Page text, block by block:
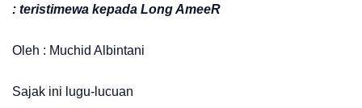
: teristimewa kepada Long AmeeR
Oleh : Muchid Albintani
Sajak ini lugu-lucuan